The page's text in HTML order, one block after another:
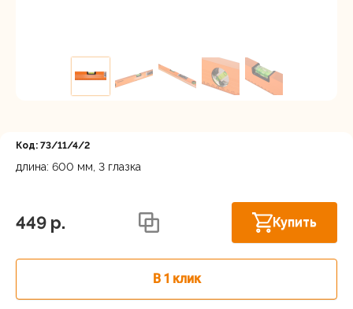
Код: 73/11/4/2
длина: 600 мм, 3 глазка
449 p. Купить
В 1 клик